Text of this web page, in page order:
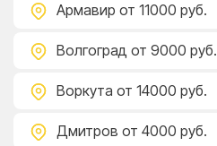
Армавир от 11000 руб.
Волгоград от 9000 руб.
Воркута от 14000 руб.
Дмитров от 4000 руб.